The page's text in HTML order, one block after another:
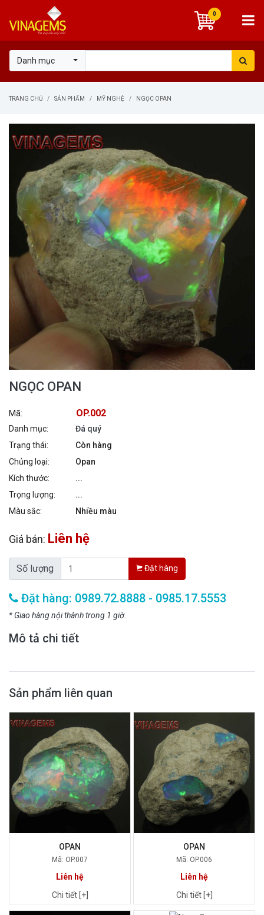
Danh mục
0
TRANG CHỦ SẢN PHẨM MỸ NGHỆ NGỌC OPAN
NGỌC OPAN
Mã: OP.002
Danh mục:
Đá quý
Trạng thái:
Còn hàng
Chủng loại:
Opan
Kích thước:
...
Trọng lượng:
...
Màu sắc:
Nhiều màu
Giá bán: Liên hệ
Số lượng Đặt hàng
Đặt hàng: 0989.72.8888 - 0985.17.5553
* Giao hàng nội thành trong 1 giờ.
Mô tả chi tiết
Sản phẩm liên quan
OPAN
Mã: OP.007
Liên hệ
Chi tiết [+]
OPAN
Mã: OP.006
Liên hệ
Chi tiết [+]